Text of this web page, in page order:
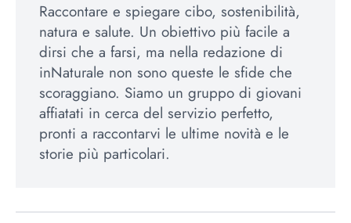
Raccontare e spiegare cibo, sostenibilità,
natura e salute. Un obiettivo più facile a
dirsi che a farsi, ma nella redazione di
inNaturale non sono queste le sfide che
scoraggiano. Siamo un gruppo di giovani
affiatati in cerca del servizio perfetto,
pronti a raccontarvi le ultime novità e le
storie più particolari.